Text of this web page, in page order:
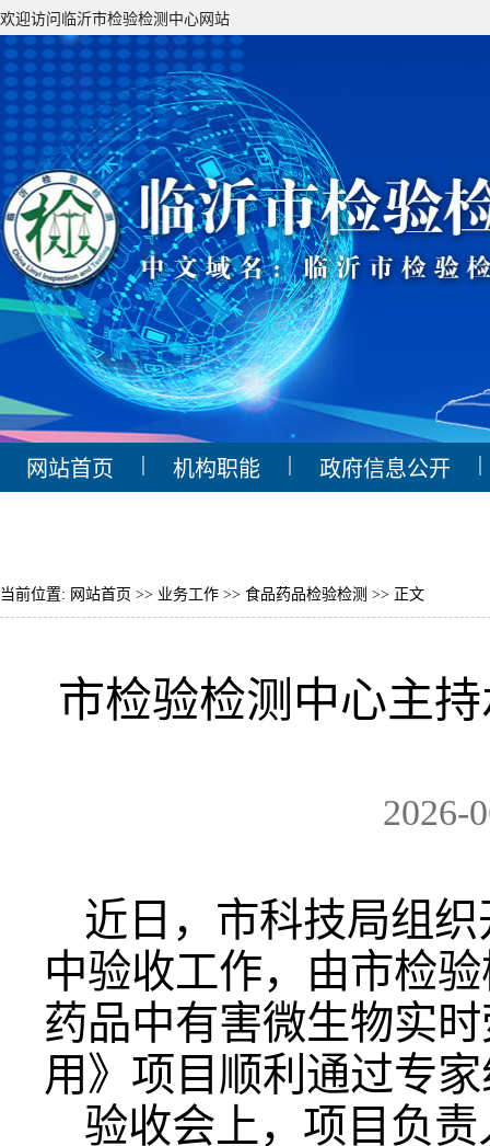
欢迎访问临沂市检验检测中心网站
网站首页 | 机构职能 | 政府信息公开 |
当前位置: 网站首页 >> 业务工作 >> 食品药品检验检测 >> 正文
市检验检测中心主
2026-
近日，市科技局组
中验收工作，由市检
药品中有害微生物实
用》项目顺利通过专
验收会上，项目负